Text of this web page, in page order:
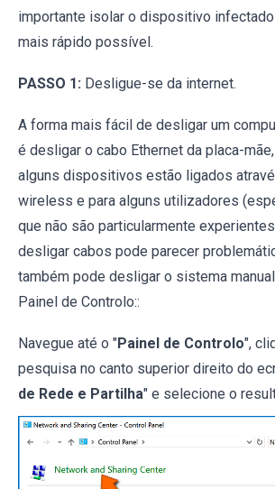
importante isolar o dispositivo
mais rápido possível.
PASSO 1: Desligue-se da internet.
A forma mais fácil de desligar um
é desligar o cabo Ethernet da placa-
alguns dispositivos estão ligados
wireless e para alguns utilizadores
que não são particularmente
desligar cabos pode parecer
também pode desligar o sistema
Painel de Controlo::
Navegue até o "Painel de Controlo",
pesquisa no canto superior direito do
de Rede e Partilha" e selecione o